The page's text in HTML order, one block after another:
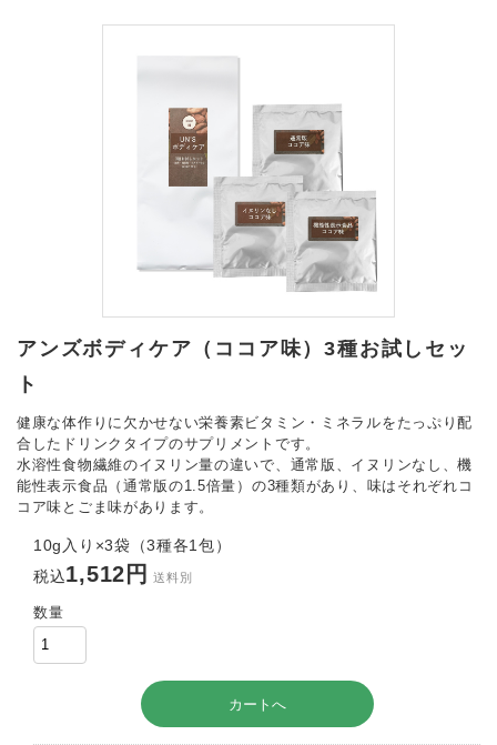
アンズボディケア（ココア味）3種お試しセッ
ト
健康な体作りに欠かせない栄養素ビタミン・ミネラルをたっぷり配
合したドリンクタイプのサプリメントです。
水溶性食物繊維のイヌリン量の違いで、通常版、イヌリンなし、機
能性表示食品（通常版の1.5倍量）の3種類があり、味はそれぞれコ
コア味とごま味があります。
10g入り×3袋（3種各1包）
税込1,512円 送料別
数量